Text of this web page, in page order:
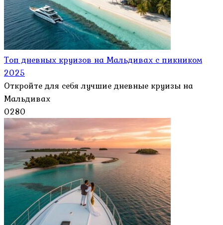
Топ дневных круизов на Мальдивах с пикником
2025
Откройте для себя лучшие дневные круизы на
Мальдивах
0280